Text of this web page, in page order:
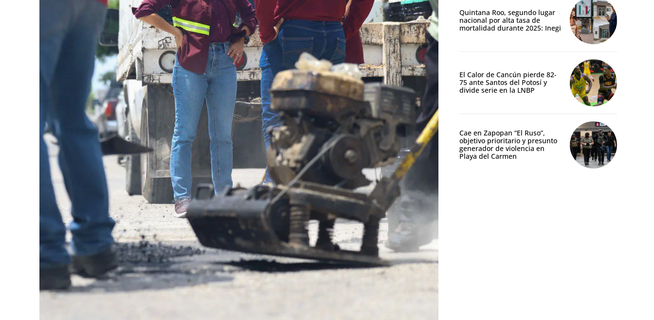
Quintana Roo, segundo lugar
nacional por alta tasa de
mortalidad durante 2025: Inegi
El Calor de Cancún pierde 82-
75 ante Santos del Potosí y
divide serie en la LNBP
Cae en Zapopan “El Ruso”,
objetivo prioritario y presunto
generador de violencia en
Playa del Carmen